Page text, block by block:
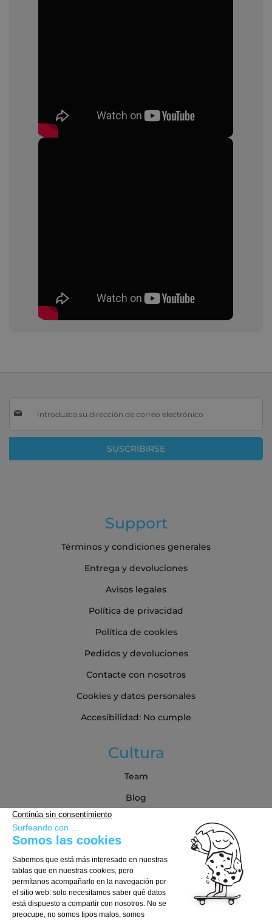
boletín
noticias:
SUSCRIBIRSE
Support
Términos y condiciones generales
Entrega y devoluciones
Avisos legales
Política de privacidad
Política de cookies
Pedidos y devoluciones
Contacte con nosotros
Cookies y datos personales
Accesibilidad: No cumple
Cultura
Team
Blog
Guía de compra
Cómo Elegir tu Tabla